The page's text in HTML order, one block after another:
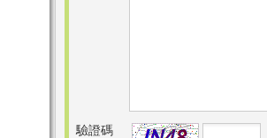
驗證碼